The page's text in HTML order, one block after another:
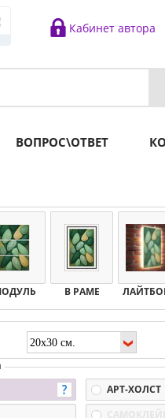
Кабинет автора
ВОПРОС\ОТВЕТ
В РАМЕ
АРТ-ХОЛСТ